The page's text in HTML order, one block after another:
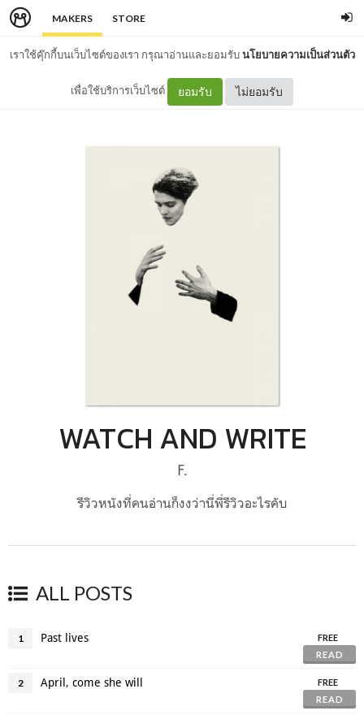
MAKERS STORE
เราใช้คุ๊กกี้บนเว็บไซต์ของเรา กรุณาอ่านและยอมรับนโยบายความเป็นส่วนตัว
เพื่อใช้บริการเว็บไซต์ ยอมรับ ไม่ยอมรับ
WATCH AND WRITE
F.
รีวิวหนังที่คนอ่านก็งงว่านี่พี่รีวิวอะไรคับ
ALL POSTS
1 Past lives
FREE
READ
2 April, come she will
FREE
READ